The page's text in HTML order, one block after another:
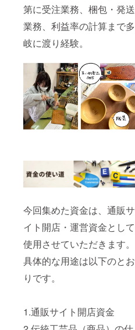
第に受注業務、梱包・発送
業務、利益率の計算まで多
岐に渡り経験。
今回集めた資金は、通販サ
イト開店・運営資金として
使用させていただきます。
具体的な用途は以下のとお
りです。
1.通販サイト開店資金